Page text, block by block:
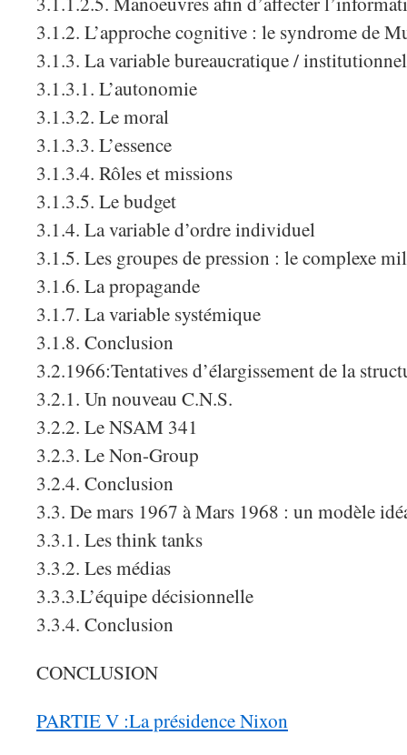
3.1.2. L’approche cognitive : le syndrome de
3.1.3. La variable bureaucratique /
3.1.3.1. L’autonomie
3.1.3.2. Le moral
3.1.3.3. L’essence
3.1.3.4. Rôles et missions
3.1.3.5. Le budget
3.1.4. La variable d’ordre individuel
3.1.5. Les groupes de pression : le complexe
3.1.6. La propagande
3.1.7. La variable systémique
3.1.8. Conclusion
3.2.1966:Tentatives d’élargissement de la
3.2.1. Un nouveau C.N.S.
3.2.2. Le NSAM 341
3.2.3. Le Non-Group
3.2.4. Conclusion
3.3. De mars 1967 à Mars 1968 : un modèle
3.3.1. Les think tanks
3.3.2. Les médias
3.3.3.L’équipe décisionnelle
3.3.4. Conclusion
CONCLUSION
PARTIE V :La présidence Nixon